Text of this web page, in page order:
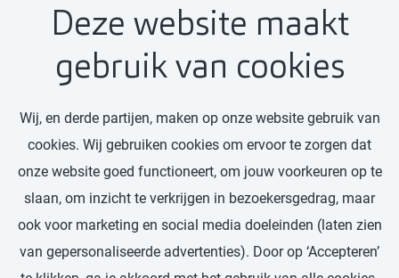
Deze website maakt
gebruik van cookies
Wij, en derde partijen, maken op onze website gebruik van
cookies. Wij gebruiken cookies om ervoor te zorgen dat
onze website goed functioneert, om jouw voorkeuren op te
slaan, om inzicht te verkrijgen in bezoekersgedrag, maar
ook voor marketing en social media doeleinden (laten zien
van gepersonaliseerde advertenties). Door op ‘Accepteren’
NIEUWS
Baker Tilly versterkt zijn
regionale positie met
aansluiting van Baat
Baker Tilly